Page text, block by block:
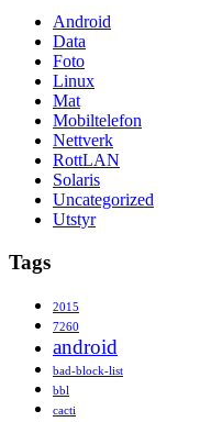
Android
Data
Foto
Linux
Mat
Mobiltelefon
Nettverk
RottLAN
Solaris
Uncategorized
Utstyr
Tags
2015
7260
android
bad-block-list
bbl
cacti